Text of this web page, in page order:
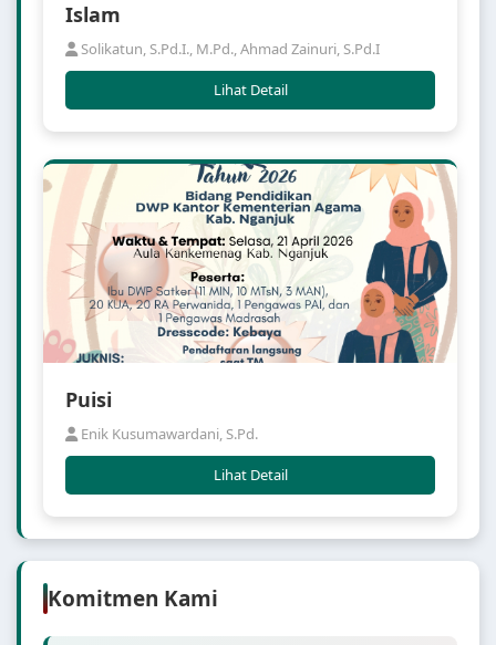
Islam
Solikatun, S.Pd.I., M.Pd., Ahmad Zainuri, S.Pd.I
Lihat Detail
Puisi
Enik Kusumawardani, S.Pd.
Lihat Detail
Komitmen Kami